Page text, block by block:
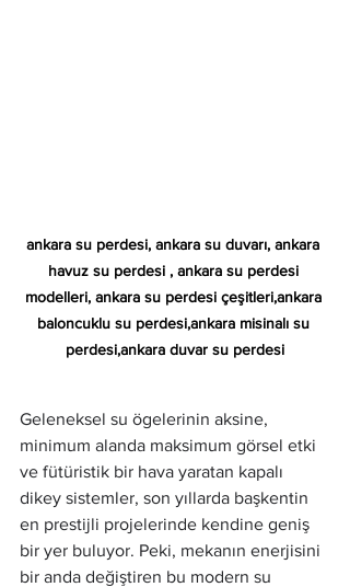
ankara su perdesi, ankara su duvarı, ankara
havuz su perdesi , ankara su perdesi
modelleri, ankara su perdesi çeşitleri,ankara
baloncuklu su perdesi,ankara misinalı su
perdesi,ankara duvar su perdesi
Geleneksel su ögelerinin aksine,
minimum alanda maksimum görsel etki
ve fütüristik bir hava yaratan kapalı
dikey sistemler, son yıllarda başkentin
en prestijli projelerinde kendine geniş
bir yer buluyor. Peki, mekanın enerjisini
bir anda değiştiren bu modern su